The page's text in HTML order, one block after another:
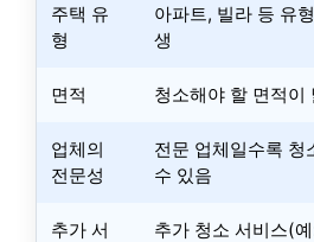
주택 유
형
아파트, 빌라 등 유
생
면적 청소해야 할 면적이
업체의
전문성
전문 업체일수록 청
수 있음
추가 서
추가 청소 서비스(